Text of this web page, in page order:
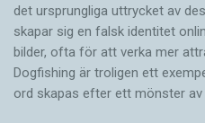
det ursprungliga uttrycket av
skapar sig en falsk identitet
bilder, ofta för att verka mer
Dogfishing är troligen ett
ord skapas efter ett mönster